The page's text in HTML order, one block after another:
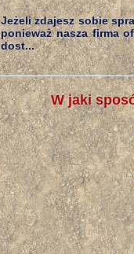
Jeżeli zdajesz sobie
ponieważ nasza firma
dost...
W jaki